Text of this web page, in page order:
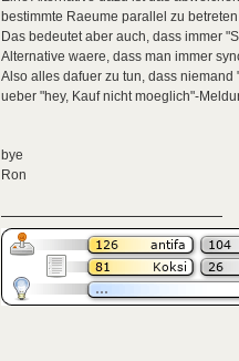
bestimmte Raeume parallel zu
Das bedeutet aber auch, dass immer
Alternative waere, dass man immer
Also alles dafuer zu tun, dass
ueber "hey, Kauf nicht moeglich"-
bye
Ron